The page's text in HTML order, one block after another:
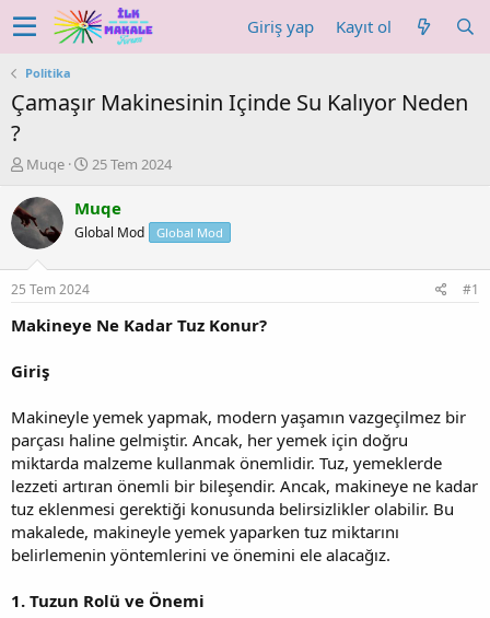
Giriş yap Kayıt ol
Politika
Çamaşır Makinesinin Içinde Su Kalıyor Neden
?
K
n
u
y
b
a
ş
t
n
Muqe
B
ş
a
h
i
25 Tem 2024
Muqe
Global Mod Global Mod
25 Tem 2024 #1
Makineye Ne Kadar Tuz Konur?
Giriş
Makineyle yemek yapmak, modern yaşamın vazgeçilmez bir
parçası haline gelmiştir. Ancak, her yemek için doğru
miktarda malzeme kullanmak önemlidir. Tuz, yemeklerde
lezzeti artıran önemli bir bileşendir. Ancak, makineye ne kadar
tuz eklenmesi gerektiği konusunda belirsizlikler olabilir. Bu
makalede, makineyle yemek yaparken tuz miktarını
belirlemenin yöntemlerini ve önemini ele alacağız.
1. Tuzun Rolü ve Önemi